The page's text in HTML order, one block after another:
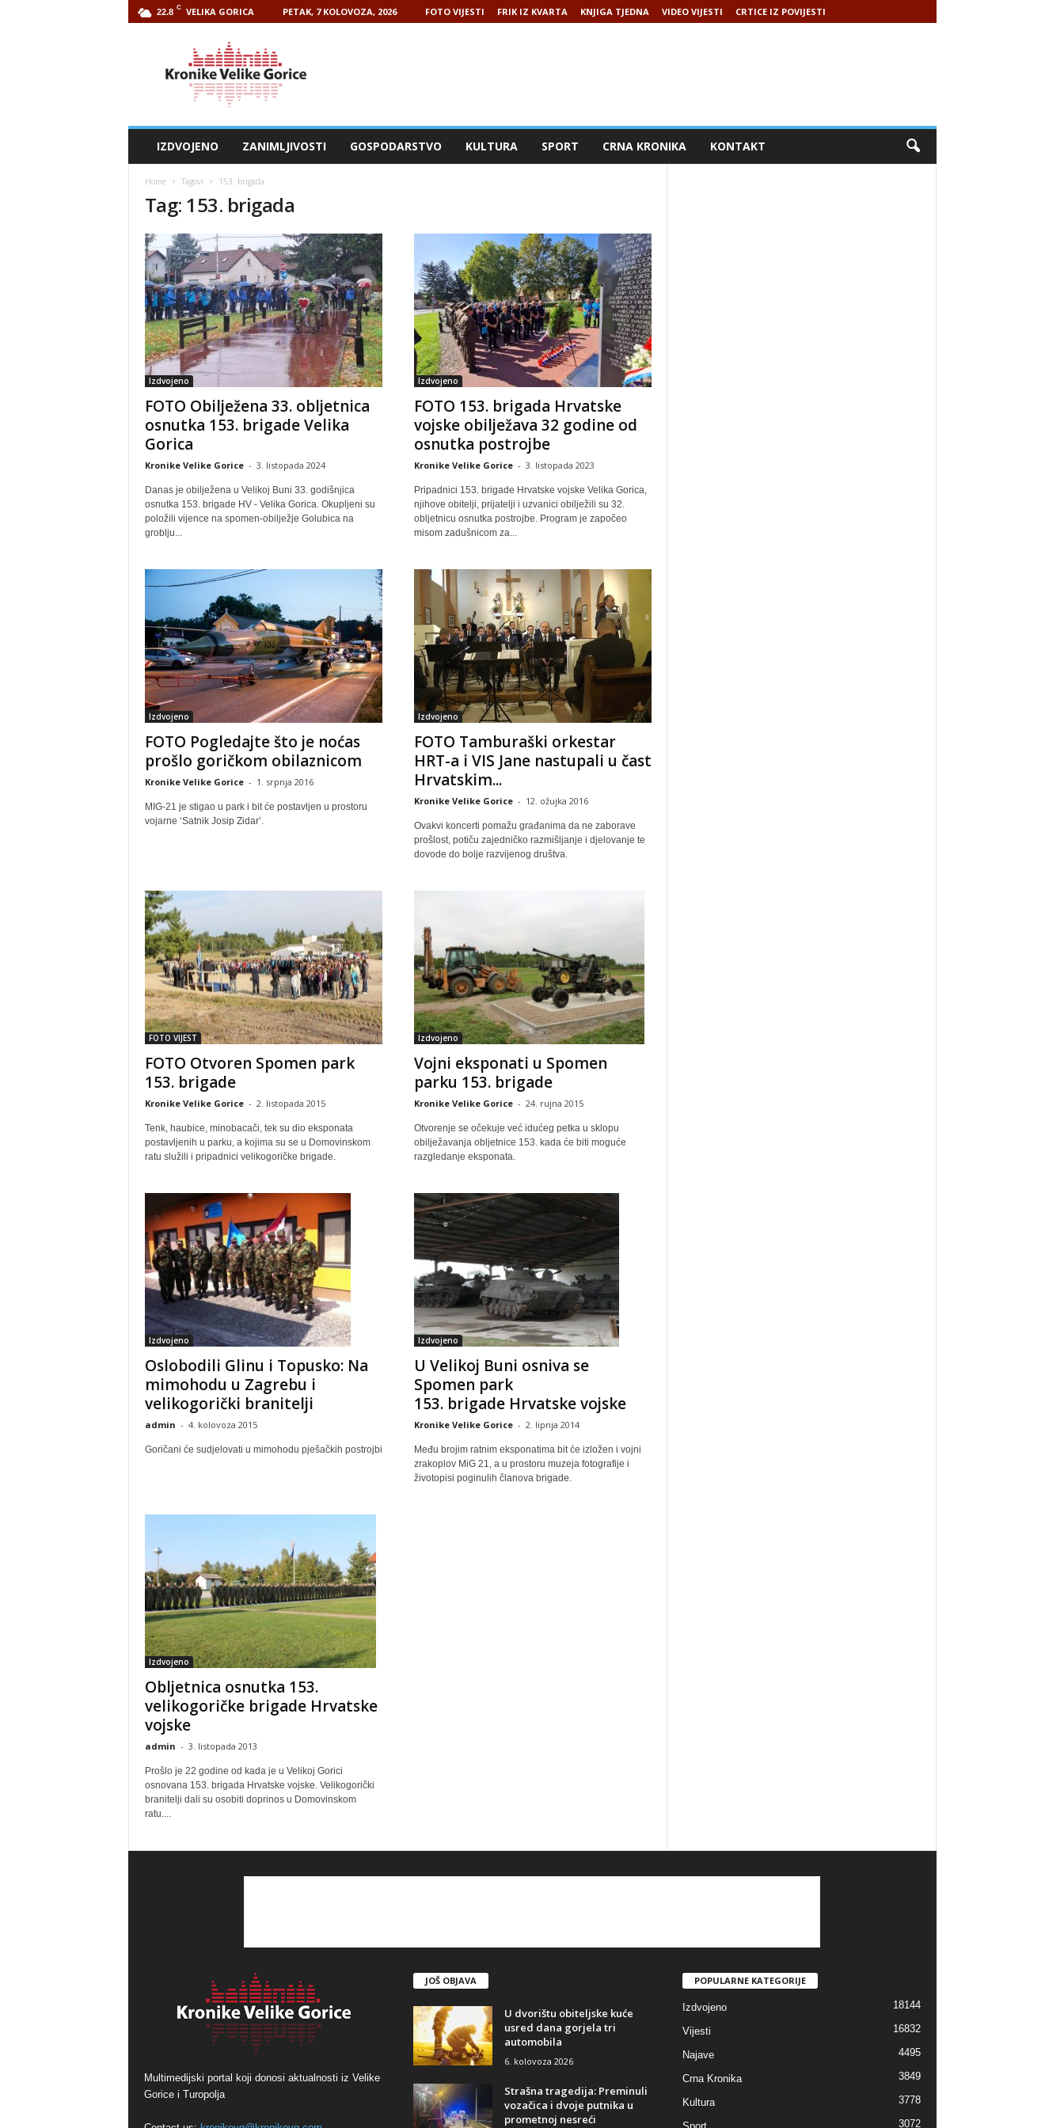
22.8 C VELIKA GORICA PETAK, 7 KOLOVOZA, 2026 FOTO VIJESTI FRIK IZ KVARTA KNJIGA TJEDNA VIDEO VIJESTI CRTICE IZ POVIJESTI
IZDVOJENO ZANIMLJIVOSTI GOSPODARSTVO KULTURA SPORT CRNA KRONIKA KONTAKT
Home Tagovi 153. brigada
Tag: 153. brigada
Izdvojeno
FOTO Obilježena 33. obljetnica
osnutka 153. brigade Velika
Gorica
Kronike Velike Gorice - 3. listopada 2024
Danas je obilježena u Velikoj Buni 33. godišnjica
osnutka 153. brigade HV - Velika Gorica. Okupljeni su
položili vijence na spomen-obilježje Golubica na
groblju...
Izdvojeno
FOTO 153. brigada Hrvatske
vojske obilježava 32 godine od
osnutka postrojbe
Kronike Velike Gorice - 3. listopada 2023
Pripadnici 153. brigade Hrvatske vojske Velika Gorica,
njihove obitelji, prijatelji i uzvanici obilježili su 32.
obljetnicu osnutka postrojbe. Program je započeo
misom zadušnicom za...
Izdvojeno
FOTO Pogledajte što je noćas
prošlo goričkom obilaznicom
Kronike Velike Gorice - 1. srpnja 2016
MIG-21 je stigao u park i bit će postavljen u prostoru
vojarne ‘Satnik Josip Zidar’.
Izdvojeno
FOTO Tamburaški orkestar
HRT-a i VIS Jane nastupali u čast
Hrvatskim...
Kronike Velike Gorice - 12. ožujka 2016
Ovakvi koncerti pomažu građanima da ne zaborave
prošlost, potiču zajedničko razmišljanje i djelovanje te
dovode do bolje razvijenog društva.
FOTO VIJEST
FOTO Otvoren Spomen park
153. brigade
Kronike Velike Gorice - 2. listopada 2015
Tenk, haubice, minobacači, tek su dio eksponata
postavljenih u parku, a kojima su se u Domovinskom
ratu služili i pripadnici velikogoričke brigade.
Izdvojeno
Vojni eksponati u Spomen
parku 153. brigade
Kronike Velike Gorice - 24. rujna 2015
Otvorenje se očekuje već idućeg petka u sklopu
obilježavanja obljetnice 153. kada će biti moguće
razgledanje eksponata.
Izdvojeno
Oslobodili Glinu i Topusko: Na
mimohodu u Zagrebu i
velikogorički branitelji
admin - 4. kolovoza 2015
Goričani će sudjelovati u mimohodu pješačkih postrojbi
Izdvojeno
U Velikoj Buni osniva se
Spomen park
153. brigade Hrvatske vojske
Kronike Velike Gorice - 2. lipnja 2014
Među brojim ratnim eksponatima bit će izložen i vojni
zrakoplov MiG 21, a u prostoru muzeja fotografije i
životopisi poginulih članova brigade.
Izdvojeno
Obljetnica osnutka 153.
velikogoričke brigade Hrvatske
vojske
admin - 3. listopada 2013
Prošlo je 22 godine od kada je u Velikoj Gorici
osnovana 153. brigada Hrvatske vojske. Velikogorički
branitelji dali su osobiti doprinos u Domovinskom
ratu....
Multimedijski portal koji donosi aktualnosti iz Velike
Gorice i Turopolja
JOŠ OBJAVA
U dvorištu obiteljske kuće
usred dana gorjela tri
automobila
6. kolovoza 2026
Strašna tragedija: Preminuli
vozačica i dvoje putnika u
prometnoj nesreći
POPULARNE KATEGORIJE
Izdvojeno 18144
Vijesti 16832
Najave 4495
Crna Kronika 3849
Kultura 3778
3072